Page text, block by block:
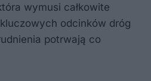
wymusi całkowite
odcinków dróg
potrwają co